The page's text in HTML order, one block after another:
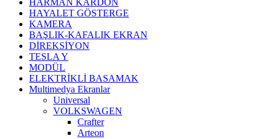
HAYALET GÖSTERGE
KAMERA
BAŞLIK-KAFALIK EKRAN
DİREKSİYON
TESLA Y
MODÜL
ELEKTRİKLİ BASAMAK
Multimedya Ekranlar
Universal
VOLKSWAGEN
Crafter
Arteon